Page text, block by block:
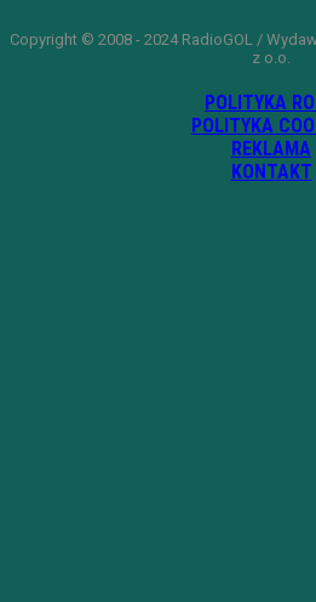
Copyright © 2008 - 2024 RadioGOL /
z o.o.
POLITYKA
POLITYKA
REKLAMA
KONTAKT